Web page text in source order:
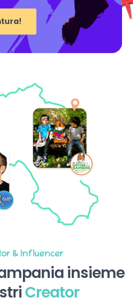
& Influencer
insieme
Creator